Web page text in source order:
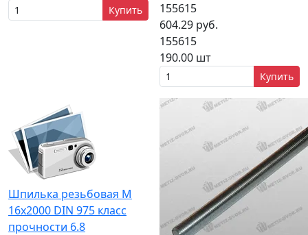
Купить
155615
604.29 руб.
155615
190.00 шт
Купить
Шпилька резьбовая М
16x2000 DIN 975 класс
прочности 6.8